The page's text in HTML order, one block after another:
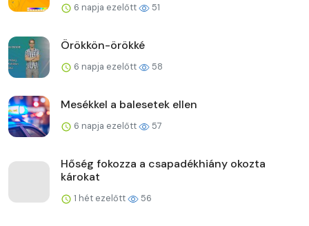
6 napja ezelőtt 51
Örökkön-örökké
6 napja ezelőtt 58
Mesékkel a balesetek ellen
6 napja ezelőtt 57
Hőség fokozza a csapadékhiány okozta
károkat
1 hét ezelőtt 56